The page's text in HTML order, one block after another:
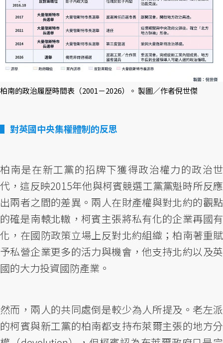
柏南的政治履歷時間表（2001－2026）。 製圖／作者倪世傑
對英國中央集權體制的反思
柏南是在新工黨的招牌下獲得政治權力的政治世
代，這反映2015年他與柯賓競選工黨黨魁時所反應
出兩者之間的差異。兩人在財產權與對北約的觀點
的確是南轅北轍，柯賓主張將私有化的企業再國有
化，在國防政策立場上反對北約組織；柏南著重賦
予私營企業更多的活力與機會，他支持北約以及英
國的大力投資國防產業。
然而，兩人的共同處倒是較少為人所提及。老左派
的柯賓與新工黨的柏南都支持布萊爾主張的地方分